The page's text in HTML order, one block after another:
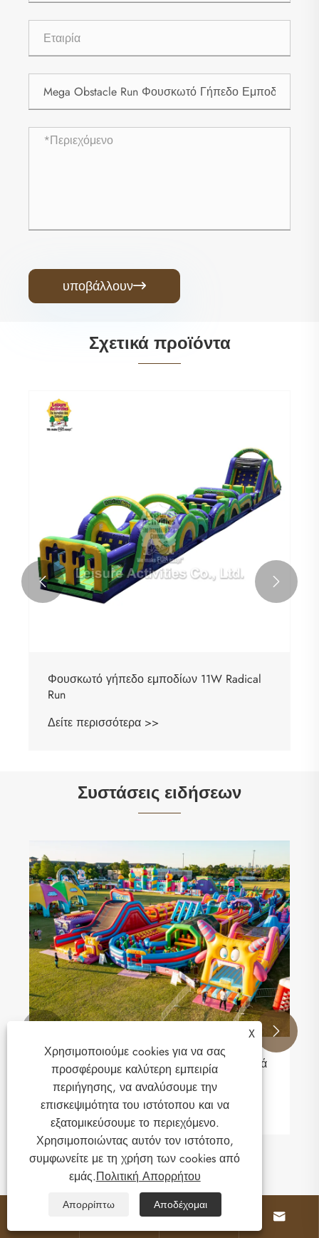
υποβάλλουν
Σχετικά προϊόντα
Φουσκωτό γήπεδο εμποδίων 11W Radical
Run
Δείτε περισσότερα >>
 
Συστάσεις ειδήσεων
Ποια είναι τα υλικά μουσαμά για φουσκωτά
κάστρα;
Δείτε περισσότερα >>

 
X
Χρησιμοποιούμε cookies για να σας
προσφέρουμε καλύτερη εμπειρία
περιήγησης, να αναλύσουμε την
επισκεψιμότητα του ιστότοπου και να
εξατομικεύσουμε το περιεχόμενο.
Χρησιμοποιώντας αυτόν τον ιστότοπο,
συμφωνείτε με τη χρήση των cookies από
εμάς.Πολιτική Απορρήτου
Απορρίπτω Αποδέχομαι